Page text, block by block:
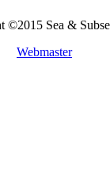
©2015 Sea &
Webmaster